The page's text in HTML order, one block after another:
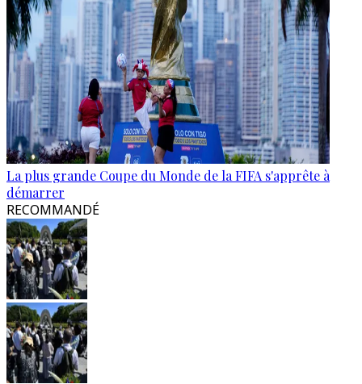
La plus grande Coupe du Monde de la FIFA s'apprête à
démarrer
RECOMMANDÉ